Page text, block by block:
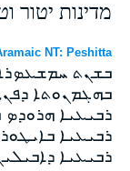
מדינות יטור
NT: Peshitta
ܒܫܢܬ
ܒܗܓܡܢܘܬܐ
ܪܒܝܥܝܐ
ܪܒܝܥܝܐ
ܪܒܝܥܝܐ